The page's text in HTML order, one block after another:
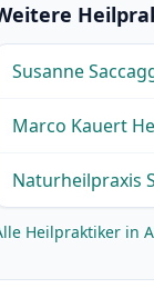
Susanne
Marco Kauert
Naturheilpraxis
Heilpraktiker in